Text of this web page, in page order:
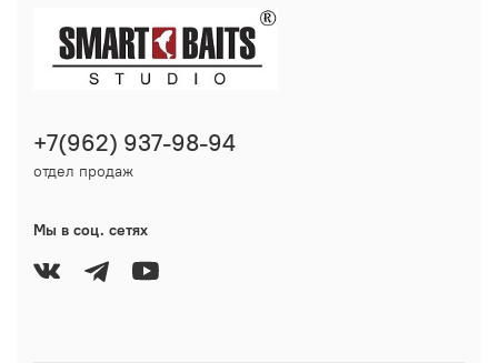
+7(962) 937-98-94
отдел продаж
Мы в соц. сетях